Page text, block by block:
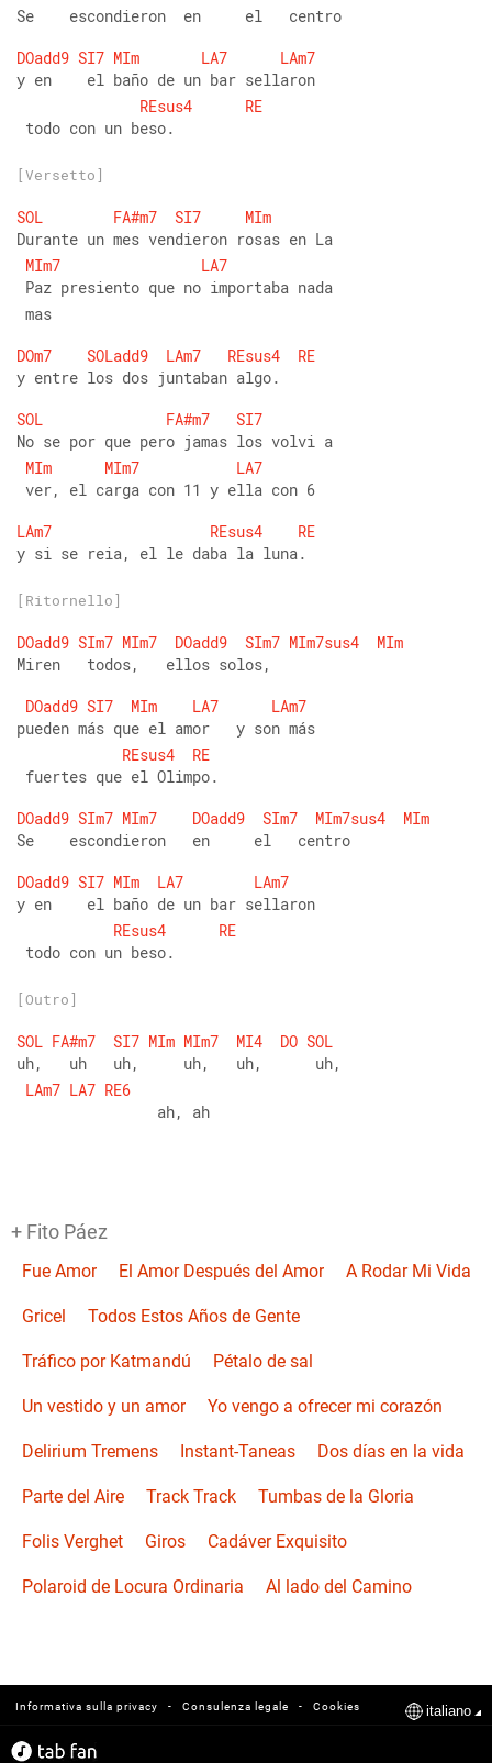
Se    escondieron  en     el   centro
DOadd9 SI7 MIm LA7
LAm7
y en    el baño de un bar sellaron
REsus4
RE
todo con un beso.
[Versetto]
SOL FA#m7 SI7
MIm
Durante un mes vendieron rosas en La
MIm7
LA7
Paz presiento que no importaba nada
mas
DOm7
SOLadd9 LAm7 REsus4
RE
y entre los dos juntaban algo.
SOL
FA#m7
SI7
No se por que pero jamas los volvi a
MIm
MIm7
LA7
ver, el carga con 11 y ella con 6
LAm7
REsus4
RE
y si se reia, el le daba la luna.
[Ritornello]
DOadd9 SIm7 MIm7 DOadd9 SIm7 MIm7sus4
MIm
Miren   todos,   ellos solos,
DOadd9 SI7 MIm LA7
LAm7
pueden más que el amor   y son más
REsus4
RE
fuertes que el Olimpo.
DOadd9 SIm7 MIm7 DOadd9 SIm7 MIm7sus4
MIm
Se    escondieron   en     el   centro
DOadd9 SI7 MIm LA7
LAm7
y en    el baño de un bar sellaron
REsus4
RE
todo con un beso.
[Outro]
SOL FA#m7 SI7 MIm MIm7 MI4 DO SOL
uh,   uh   uh,     uh,   uh,      uh,
LAm7 LA7 RE6
                ah, ah
+ Fito Páez
Fue Amor El Amor Después del Amor A Rodar Mi Vida
Gricel Todos Estos Años de Gente
Tráfico por Katmandú Pétalo de sal
Un vestido y un amor Yo vengo a ofrecer mi corazón
Delirium Tremens Instant-Taneas Dos días en la vida
Parte del Aire Track Track Tumbas de la Gloria
Folis Verghet Giros Cadáver Exquisito
Polaroid de Locura Ordinaria Al lado del Camino
Cookies
-
Consulenza legale
-
Informativa sulla privacy italiano